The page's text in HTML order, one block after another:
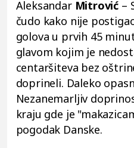
Aleksandar Mitrović –
čudo kako nije
golova u prvih 45
glavom kojim je
centaršiteva bez
doprineli. Daleko
Nezanemarljiv
kraju gde je
pogodak Danske.